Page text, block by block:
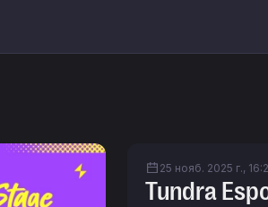
25 нояб. 2025 г.,
Tundra